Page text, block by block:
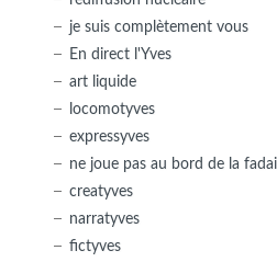
je suis complètement vous
En direct l'Yves
art liquide
locomotyves
expressyves
ne joue pas au bord de la
creatyves
narratyves
fictyves